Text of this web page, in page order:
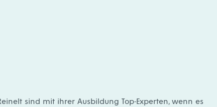
sind mit ihrer Ausbildung Top-Experten, wenn es